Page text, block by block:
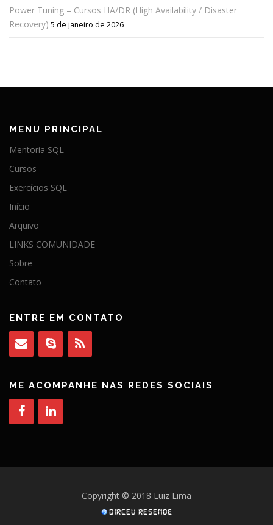
Power Tuning – Cursos HA/DR (High Availability / Disaster
Recovery) 5 de janeiro de 2026
MENU PRINCIPAL
Mentoria SQL
Cursos
Exercícios SQL
Início
Arquivo
LINKS COMUNIDADE
Sobre
Contato
ENTRE EM CONTATO
ME ACOMPANHE NAS REDES SOCIAIS
Copyright © 2018 Luiz Lima